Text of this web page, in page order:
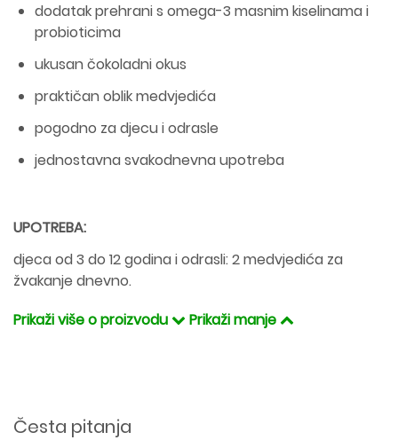
dodatak prehrani s omega-3 masnim kiselinama i
probioticima
ukusan čokoladni okus
praktičan oblik medvjedića
pogodno za djecu i odrasle
jednostavna svakodnevna upotreba
UPOTREBA:
djeca od 3 do 12 godina i odrasli: 2 medvjedića za
žvakanje dnevno.
Prikaži više o proizvodu
Prikaži manje
Česta pitanja